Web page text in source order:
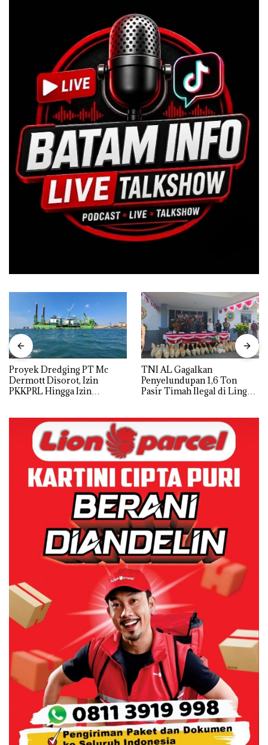
Proyek Dredging PT Mc
Dermott Disorot, Izin
PKKPRL Hingga Izin
TNI AL Gagalkan
Penyelundupan 1,6 Ton
Pasir Timah Ilegal di Lingga,
Diselundupkan ke Malaysia